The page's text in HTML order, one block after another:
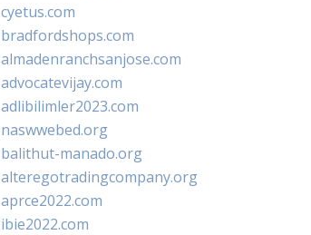
cyetus.com
bradfordshops.com
almadenranchsanjose.com
advocatevijay.com
adlibilimler2023.com
naswwebed.org
balithut-manado.org
alteregotradingcompany.org
aprce2022.com
ibie2022.com